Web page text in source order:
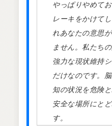
やっぱりやめて
レーキをかけて
れあなたの意思
ません。私たち
強力な現状維持
だけなのです。
知の状況を危険
安全な場所にと
す。